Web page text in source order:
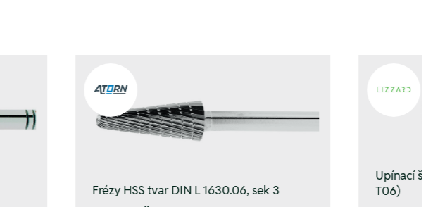
Frézy HSS tvar DIN L 1630.06, sek 3
Upínací
T06)